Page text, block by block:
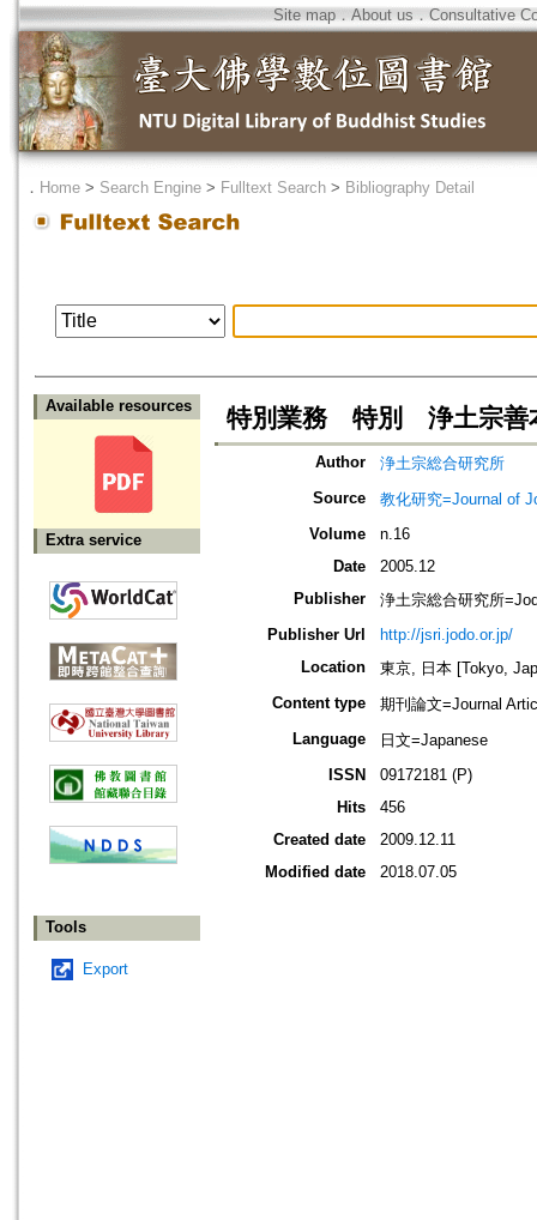
Site map．About us ． Consultative
． Home > Search Engine > Fulltext Search > Bibliography Detail
Available resources
Extra service
Tools
Export
特別業務 特別 浄土宗善
Author
浄土宗総合研究所
Source
教化研究=Journal of
Volume
n.16
Date
2005.12
Publisher
浄土宗総合研究所
Publisher Url
http://jsri.jodo.or.jp/
Location
東京, 日本 [Tokyo,
Content type
期刊論文=Journal
Language
日文=Japanese
ISSN
09172181 (P)
Hits
456
Created date
2009.12.11
Modified date
2018.07.05